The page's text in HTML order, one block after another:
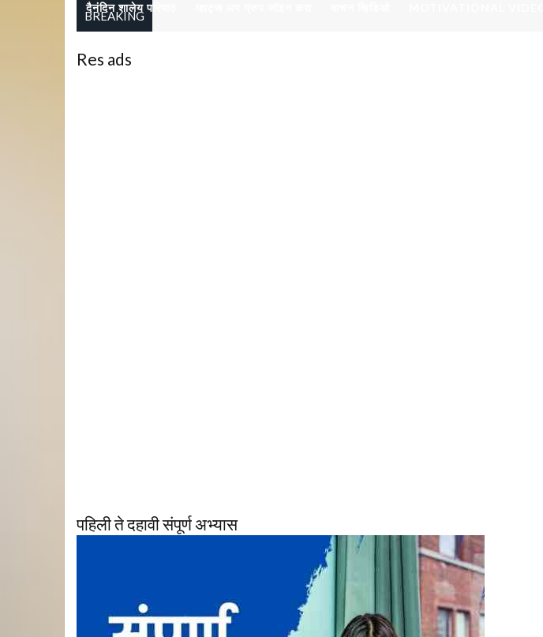
दैनंदिन शालेय परिपाठ
BREAKING
Res ads
पहिली ते दहावी संपूर्ण अभ्यास